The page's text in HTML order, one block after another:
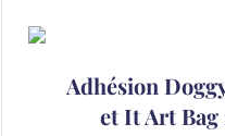
Adhésion
et It Art Bag